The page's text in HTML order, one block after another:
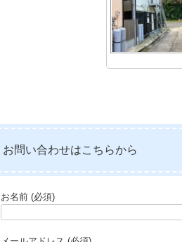
お問い合わせはこちらから
お名前 (必須)